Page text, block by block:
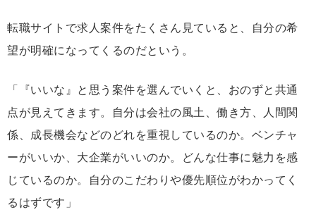
転職サイトで求人案件をたくさん見ていると、自分の希
望が明確になってくるのだという。
「『いいな』と思う案件を選んでいくと、おのずと共通
点が見えてきます。自分は会社の風土、働き方、人間関
係、成長機会などのどれを重視しているのか。ベンチャ
ーがいいか、大企業がいいのか。どんな仕事に魅力を感
じているのか。自分のこだわりや優先順位がわかってく
るはずです」